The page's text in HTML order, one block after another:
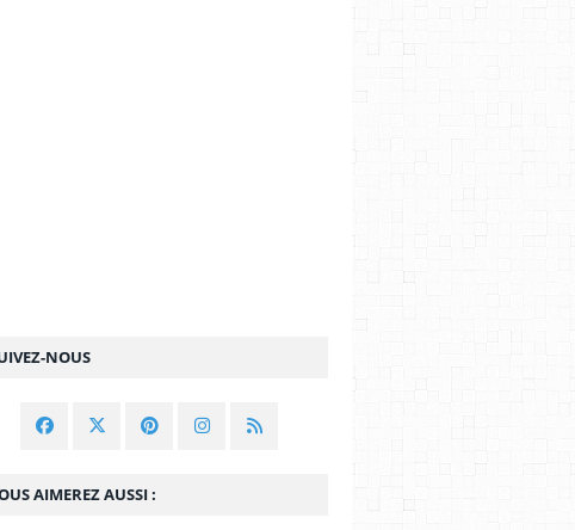
NOUS
AIMEREZ AUSSI :